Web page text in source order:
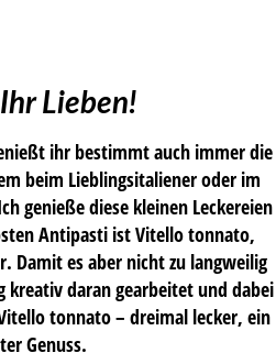
Lieben!
ihr bestimmt auch immer die
beim Lieblingsitaliener oder im
genieße diese kleinen Leckereien
Antipasti ist Vitello tonnato,
Damit es aber nicht zu langweilig
daran gearbeitet und dabei
tonnato – dreimal lecker, ein
Genuss.